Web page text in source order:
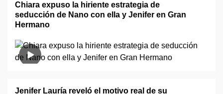
Chiara expuso la hiriente estrategia de
seducción de Nano con ella y Jenifer en Gran
Hermano
Jenifer Lauría reveló el motivo real de su